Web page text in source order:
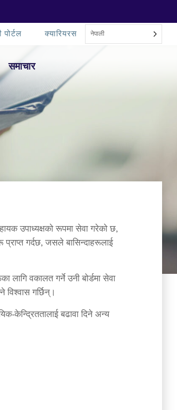
पोर्टल क्यारियरस नेपाली
समाचार
उपाध्यक्षको रूपमा सेवा गरेको छ,
गर्दछ, जसले बासिन्दाहरूलाई
वकालत गर्ने उनी बोर्डमा सेवा
विश्वास गर्छिन्।
केन्द्रिततालाई बढावा दिने अन्य